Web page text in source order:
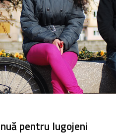
pentru lugojeni